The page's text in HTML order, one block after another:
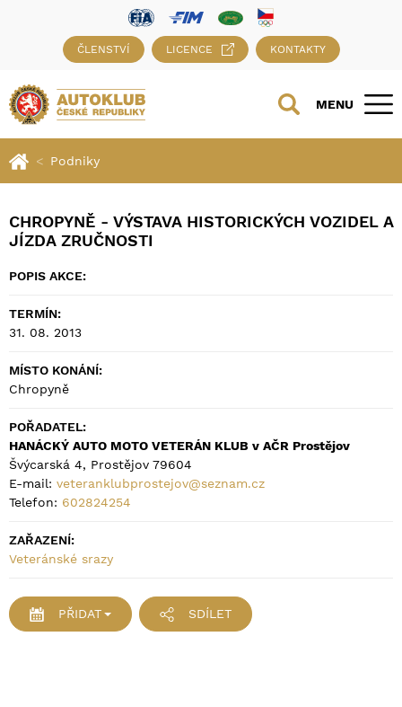
ČLENSTVÍ LICENCE KONTAKTY
MENU
Podniky
CHROPYNĚ - VÝSTAVA HISTORICKÝCH VOZIDEL A
JÍZDA ZRUČNOSTI
POPIS AKCE:
TERMÍN:
31. 08. 2013
MÍSTO KONÁNÍ:
Chropyně
POŘADATEL:
HANÁCKÝ AUTO MOTO VETERÁN KLUB v AČR Prostějov
Švýcarská 4, Prostějov 79604
E-mail: veteranklubprostejov@seznam.cz
Telefon: 602824254
ZAŘAZENÍ:
Veteránské srazy
PŘIDAT SDÍLET